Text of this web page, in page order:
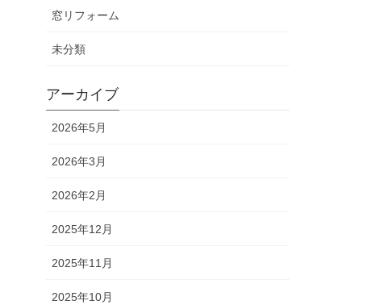
窓リフォーム
未分類
アーカイブ
2026年5月
2026年3月
2026年2月
2025年12月
2025年11月
2025年10月